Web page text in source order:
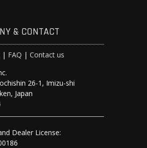
& CONTACT
| FAQ | Contact us
26-1, Imizu-shi
Japan
Dealer License: